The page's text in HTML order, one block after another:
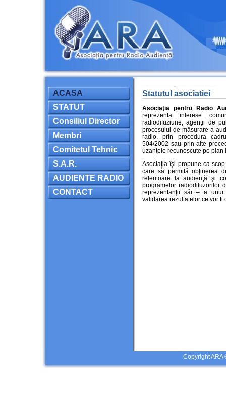
ACASA
STATUT
Consiliul Director
Membri
Comitetul Tehnic
S.A.R.
AUDIENTE RADIO
CONTACT
Statutul asociatiei
Asociaţia pentru Radio
reprezenta interese
radiodifuziune, agenţii de
procesului de măsurare a
radio, prin procedura
504/2002 sau prin alte
uzanţele recunoscute pe
Asociaţia îşi propune ca
care să permită obţinerea
referitoare la audienţă şi
programelor radiodifuzorilor
reprezentanţii săi – a
validarea rezultatelor ce vor fi
Copyright